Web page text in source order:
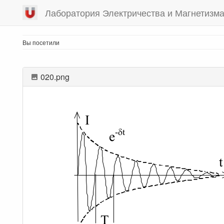
Лаборатория Электричества и
Вы посетили
020.png